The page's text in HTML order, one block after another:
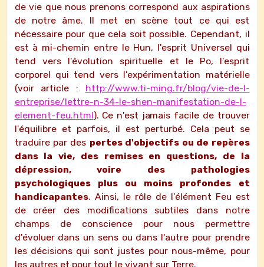
de vie que nous prenons correspond aux aspirations
de notre âme. Il met en scène tout ce qui est
nécessaire pour que cela soit possible. Cependant, il
est à mi-chemin entre le Hun, l'esprit Universel qui
tend vers l'évolution spirituelle et le Po, l'esprit
corporel qui tend vers l'expérimentation matérielle
(voir article : http://www.ti-ming.fr/blog/vie-de-l-
entreprise/lettre-n-34-le-shen-manifestation-de-l-
element-feu.html). Ce n'est jamais facile de trouver
l'équilibre et parfois, il est perturbé. Cela peut se
traduire par des pertes d'objectifs ou de repères
dans la vie, des remises en questions, de la
dépression, voire des pathologies
psychologiques plus ou moins profondes et
handicapantes. Ainsi, le rôle de l'élément Feu est
de créer des modifications subtiles dans notre
champs de conscience pour nous permettre
d'évoluer dans un sens ou dans l'autre pour prendre
les décisions qui sont justes pour nous-même, pour
les autres et pour tout le vivant sur Terre.